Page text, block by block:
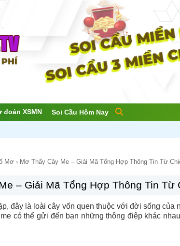
đoán XSMN Soi Cầu Hôm Nay
Mơ › Mơ Thấy Cây Me – Giải Mã Tổng Hợp Thông Tin Từ
– Giải Mã Tổng Hợp Thông Tin Từ
đây là loài cây vốn quen thuộc với đời sống
có thể gửi đến bạn những thông điệp khác